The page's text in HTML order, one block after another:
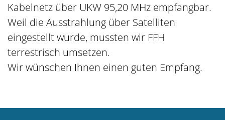
Kabelnetz über UKW 95,20 MHz empfangbar.
Weil die Ausstrahlung über Satelliten
eingestellt wurde, mussten wir FFH
terrestrisch umsetzen.
Wir wünschen Ihnen einen guten Empfang.